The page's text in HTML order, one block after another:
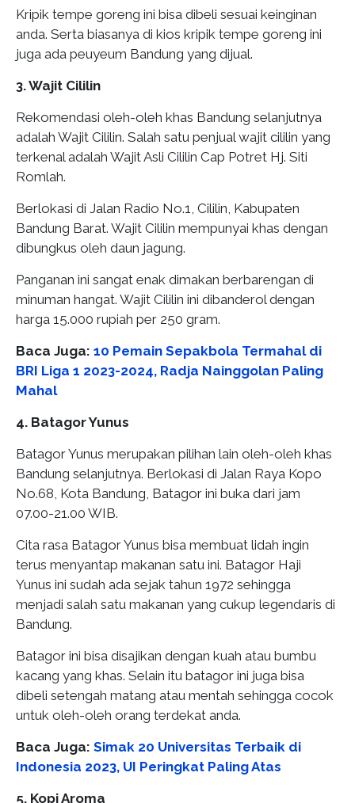
Kripik tempe goreng ini bisa dibeli sesuai keinginan
anda. Serta biasanya di kios kripik tempe goreng ini
juga ada peuyeum Bandung yang dijual.
3. Wajit Cililin
Rekomendasi oleh-oleh khas Bandung selanjutnya
adalah Wajit Cililin. Salah satu penjual wajit cililin yang
terkenal adalah Wajit Asli Cililin Cap Potret Hj. Siti
Romlah.
Berlokasi di Jalan Radio No.1, Cililin, Kabupaten
Bandung Barat. Wajit Cililin mempunyai khas dengan
dibungkus oleh daun jagung.
Panganan ini sangat enak dimakan berbarengan di
minuman hangat. Wajit Cililin ini dibanderol dengan
harga 15.000 rupiah per 250 gram.
Baca Juga: 10 Pemain Sepakbola Termahal di
BRI Liga 1 2023-2024, Radja Nainggolan Paling
Mahal
4. Batagor Yunus
Batagor Yunus merupakan pilihan lain oleh-oleh khas
Bandung selanjutnya. Berlokasi di Jalan Raya Kopo
No.68, Kota Bandung, Batagor ini buka dari jam
07.00-21.00 WIB.
Cita rasa Batagor Yunus bisa membuat lidah ingin
terus menyantap makanan satu ini. Batagor Haji
Yunus ini sudah ada sejak tahun 1972 sehingga
menjadi salah satu makanan yang cukup legendaris di
Bandung.
Batagor ini bisa disajikan dengan kuah atau bumbu
kacang yang khas. Selain itu batagor ini juga bisa
dibeli setengah matang atau mentah sehingga cocok
untuk oleh-oleh orang terdekat anda.
Baca Juga: Simak 20 Universitas Terbaik di
Indonesia 2023, UI Peringkat Paling Atas
5. Kopi Aroma